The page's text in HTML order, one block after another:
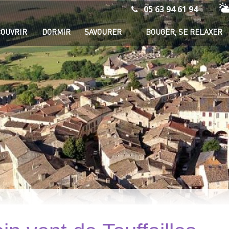
05 63 94 61 94
DORMIR SAVOURER BOUGER, SE RELAXER